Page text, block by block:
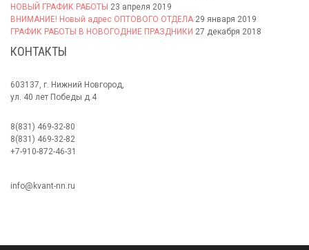
НОВЫЙ ГРАФИК РАБОТЫ 23 апреля 2019
ВНИМАНИЕ! Новый адрес ОПТОВОГО ОТДЕЛА 29 января 2019
ГРАФИК РАБОТЫ В НОВОГОДНИЕ ПРАЗДНИКИ 27 декабря 2018
КОНТАКТЫ
603137, г. Нижний Новгород,
ул. 40 лет Победы д.4
8(831) 469-32-80
8(831) 469-32-82
+7-910-872-46-31
info@kvant-nn.ru